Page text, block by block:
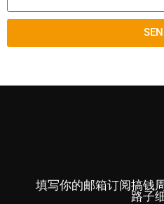
填写你的邮箱订阅搞钱
路子